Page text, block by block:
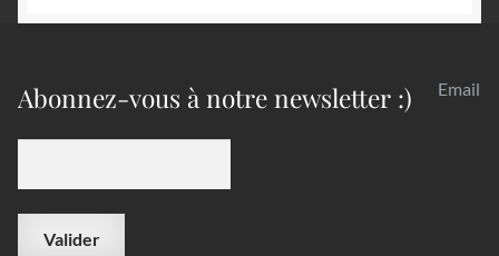
Abonnez-vous à notre newsletter :) Email